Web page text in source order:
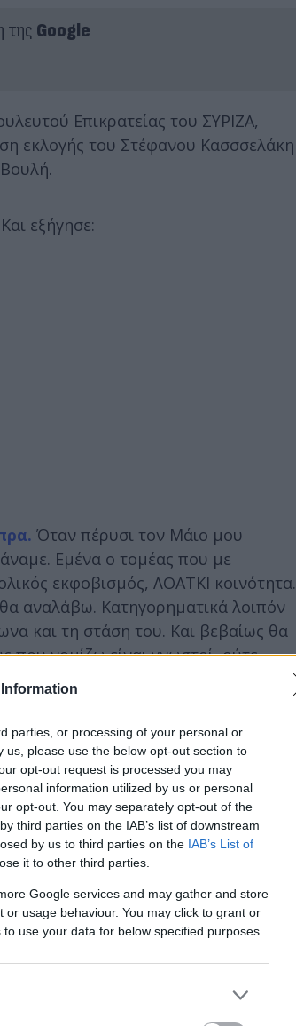
parties, or processing of your personal or
please use the below opt-out section to
opt-out request is processed you may
information utilized by us or personal
opt-out. You may separately opt-out of the
third parties on the IAB’s list of downstream
by us to third parties on the IAB’s List of
it to other third parties.
Google services and may gather and store
usage behaviour. You may click to grant or
use your data for below specified purposes
της Google
Επικρατείας του ΣΥΡΙΖΑ,
εκλογής του Στέφανου Κασσσελάκη
εξήγησε:
Όταν πέρυσι τον Μάιο μου
Εμένα ο τομέας που με
εκφοβισμός, ΛΟΑΤΚΙ κοινότητα.
αναλάβω. Κατηγορηματικά λοιπόν
και τη στάση του. Και βεβαίως θα
που νομίζω είναι γνωστοί, ούτε
κανιβαλικά μετά από 4 χρόνια